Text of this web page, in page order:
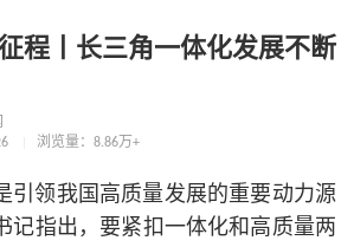
程丨长三角一体化发展不断
浏览量：8.86万+
引领我国高质量发展的重要动力源
记指出，要紧扣一体化和高质量两